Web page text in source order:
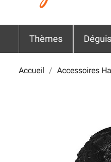
Thèmes
Accueil Accessoires